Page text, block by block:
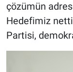
çözümün
Hedefimiz
Partisi,